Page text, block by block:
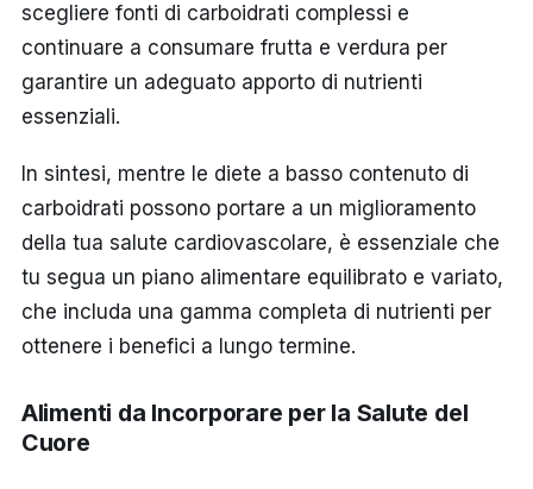
scegliere fonti di carboidrati complessi e
continuare a consumare frutta e verdura per
garantire un adeguato apporto di nutrienti
essenziali.
In sintesi, mentre le diete a basso contenuto di
carboidrati possono portare a un miglioramento
della tua salute cardiovascolare, è essenziale che
tu segua un piano alimentare equilibrato e variato,
che includa una gamma completa di nutrienti per
ottenere i benefici a lungo termine.
Alimenti da Incorporare per la Salute del
Cuore